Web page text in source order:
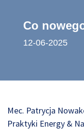
Co
12-06-2025
Mec. Patrycja
Praktyki Energy &